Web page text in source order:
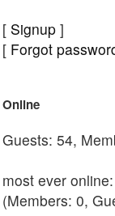
[ Signup ]
[ Forgot
Online
Guests: 54,
most ever
(Members: 0,